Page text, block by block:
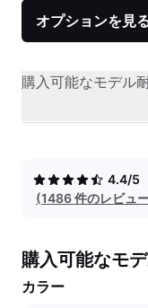
オプションを見
購入可能なモデル
4.4/5
(1486 件のレビュ
購入可能なモ
カラー